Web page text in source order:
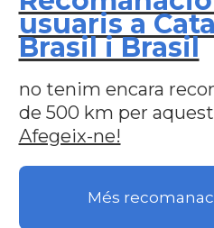
usuaris a
Brasil i Brasil
no tenim encara
de 500 km per
Afegeix-ne!
Més